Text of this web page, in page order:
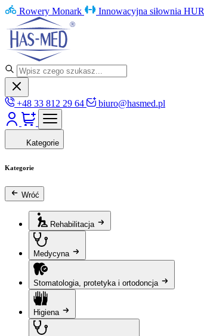
Rowery Monark Innowacyjna siłownia HUR
+48 33 812 29 64 biuro@hasmed.pl
Kategorie
Kategorie
Wróć
Rehabilitacja
Medycyna
Stomatologia, protetyka i ortodoncja
Higiena